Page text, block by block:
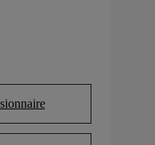
new tab)